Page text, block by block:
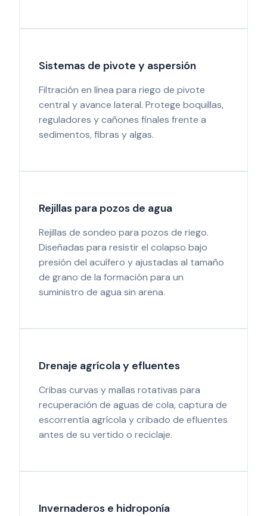
Sistemas de pivote y aspersión
Filtración en línea para riego de pivote
central y avance lateral. Protege boquillas,
reguladores y cañones finales frente a
sedimentos, fibras y algas.
Rejillas para pozos de agua
Rejillas de sondeo para pozos de riego.
Diseñadas para resistir el colapso bajo
presión del acuífero y ajustadas al tamaño
de grano de la formación para un
suministro de agua sin arena.
Drenaje agrícola y efluentes
Cribas curvas y mallas rotativas para
recuperación de aguas de cola, captura de
escorrentía agrícola y cribado de efluentes
antes de su vertido o reciclaje.
Invernaderos e hidroponía